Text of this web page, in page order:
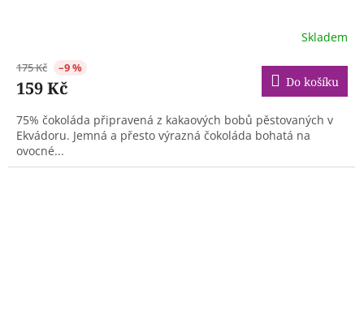
Skladem
175 Kč –9 %
159 Kč Do košíku
75% čokoláda připravená z kakaových bobů pěstovaných v
Ekvádoru. Jemná a přesto výrazná čokoláda bohatá na
ovocné...